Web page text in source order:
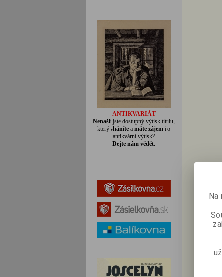
ANTIKVARIÁT
Nenašli jste dostupný výtisk titulu,
který sháníte a máte zájem i o
antikvární výtisk?
Dejte nám vědět.
Na